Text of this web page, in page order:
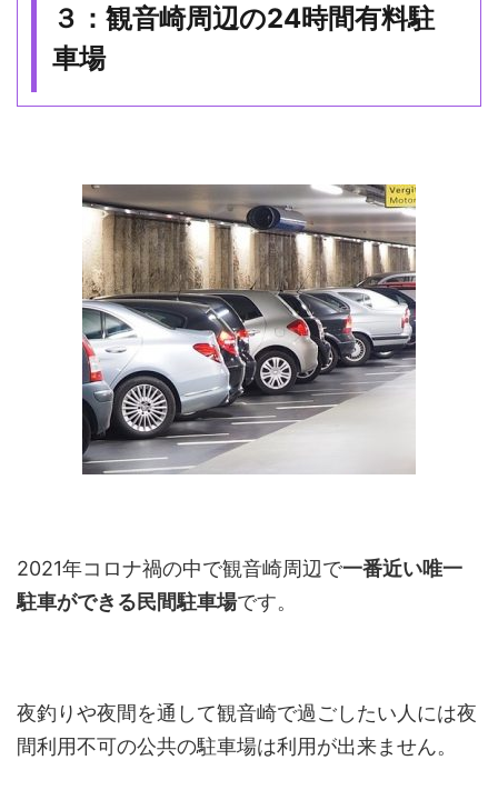
３：観音崎周辺の24時間有料駐
車場
2021年コロナ禍の中で観音崎周辺で一番近い唯一
駐車ができる民間駐車場です。
夜釣りや夜間を通して観音崎で過ごしたい人には夜
間利用不可の公共の駐車場は利用が出来ません。